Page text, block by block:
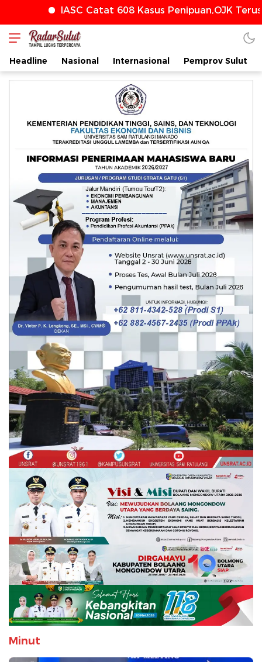
IASC Catat 608 Kasus Penipuan,OJK Terus
Headline Nasional Internasional Pemprov Sulut
Minut